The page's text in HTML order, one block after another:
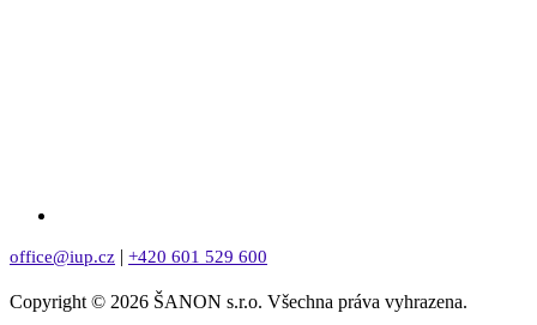
office@iup.cz | +420 601 529 600
Copyright © 2026 ŠANON s.r.o. Všechna práva vyhrazena.